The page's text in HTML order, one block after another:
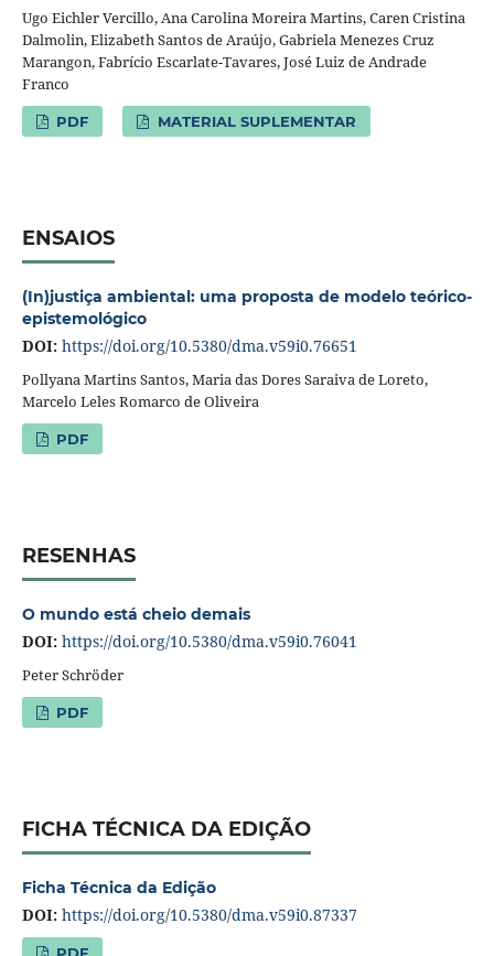
Ugo Eichler Vercillo, Ana Carolina Moreira Martins, Caren Cristina
Dalmolin, Elizabeth Santos de Araújo, Gabriela Menezes Cruz
Marangon, Fabrício Escarlate-Tavares, José Luiz de Andrade
Franco
PDF MATERIAL SUPLEMENTAR
ENSAIOS
(In)justiça ambiental: uma proposta de modelo teórico-
epistemológico
DOI: https://doi.org/10.5380/dma.v59i0.76651
Pollyana Martins Santos, Maria das Dores Saraiva de Loreto,
Marcelo Leles Romarco de Oliveira
PDF
RESENHAS
O mundo está cheio demais
DOI: https://doi.org/10.5380/dma.v59i0.76041
Peter Schröder
PDF
FICHA TÉCNICA DA EDIÇÃO
Ficha Técnica da Edição
DOI: https://doi.org/10.5380/dma.v59i0.87337